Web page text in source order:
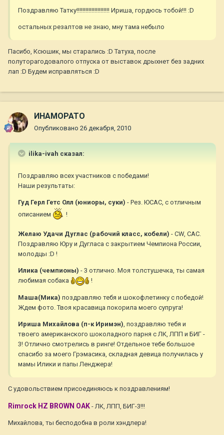
Поздравляю Татку!!!!!!!!!!!!!!!!!!!!!! Ириша, гордюсь тобой!!! :D
остальных резалтов не знаю, мну тама небыло
Пасибо, Ксюшик, мы старались :D Татуха, после
полуторагодовалого отпуска от выставок дрыхнет без задних
лап :D Будем исправляться :D
ИНАМОРАТО
Опубликовано 26 декабря, 2010
ilika-ivah сказал:
Поздравляю всех участников с победами!
Наши результаты:
Гуд Герл Гетс Олл (юниоры, суки) - Рез. ЮСАС, с отличным
описанием
!
Желаю Удачи Дуглас (рабочий класс, кобели) - CW, CAC.
Поздравляю Юру и Дугласа с закрытием Чемпиона России,
молодцы :D !
Илика (чемпионы) - 3 отлично. Моя толстушечка, ты самая
любимая собака
!
Маша(Мика) поздравляю тебя и шокофлетинку с победой!
Ждем фото. Твоя красавица покорила моего супруга!
Ириша Михайлова (п-к Иримэн) , поздравляю тебя и
твоего американского шоколадного парня с ЛК, ЛПП и БИГ -
3! Отлично смотрелись в ринге! Отдельное тебе большое
спасибо за моего Грэмасика, складная девица получилась у
мамы Илики и папы Ленджера!
С удовольствием присоединяюсь к поздравлениям!
Rimrock HZ BROWN OAK - ЛК, ЛПП, БИГ-3!!!
Михайлова, ты бесподобна в роли хэндлера!